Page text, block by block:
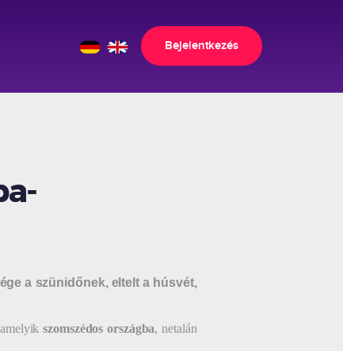
Bejelentkezés
a szünidőnek, eltelt a húsvét,
szomszédos országba, netalán